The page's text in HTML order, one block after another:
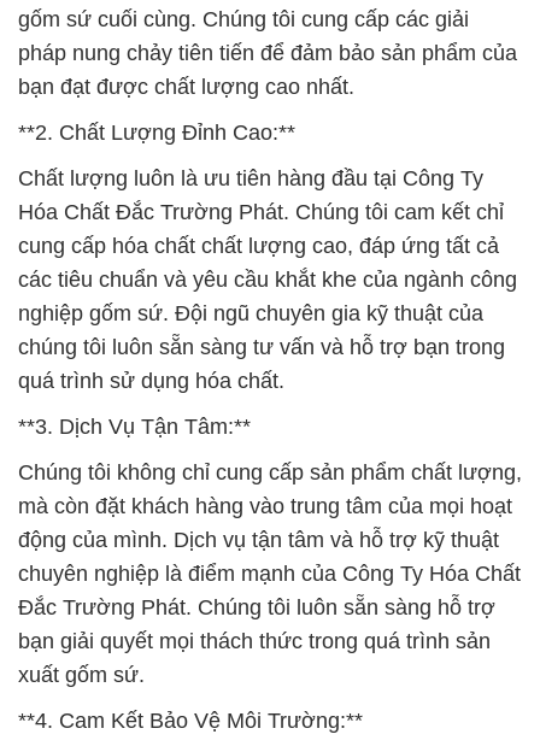
gốm sứ cuối cùng. Chúng tôi cung cấp các giải
pháp nung chảy tiên tiến để đảm bảo sản phẩm của
bạn đạt được chất lượng cao nhất.
**2. Chất Lượng Đỉnh Cao:**
Chất lượng luôn là ưu tiên hàng đầu tại Công Ty
Hóa Chất Đắc Trường Phát. Chúng tôi cam kết chỉ
cung cấp hóa chất chất lượng cao, đáp ứng tất cả
các tiêu chuẩn và yêu cầu khắt khe của ngành công
nghiệp gốm sứ. Đội ngũ chuyên gia kỹ thuật của
chúng tôi luôn sẵn sàng tư vấn và hỗ trợ bạn trong
quá trình sử dụng hóa chất.
**3. Dịch Vụ Tận Tâm:**
Chúng tôi không chỉ cung cấp sản phẩm chất lượng,
mà còn đặt khách hàng vào trung tâm của mọi hoạt
động của mình. Dịch vụ tận tâm và hỗ trợ kỹ thuật
chuyên nghiệp là điểm mạnh của Công Ty Hóa Chất
Đắc Trường Phát. Chúng tôi luôn sẵn sàng hỗ trợ
bạn giải quyết mọi thách thức trong quá trình sản
xuất gốm sứ.
**4. Cam Kết Bảo Vệ Môi Trường:**